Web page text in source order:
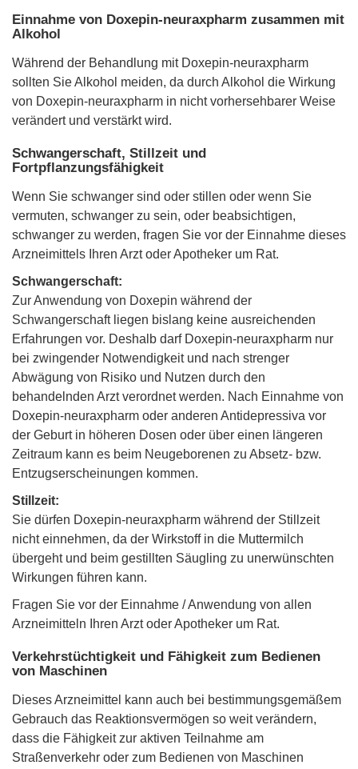
Einnahme von Doxepin-neuraxpharm zusammen mit
Alkohol
Während der Behandlung mit Doxepin-neuraxpharm
sollten Sie Alkohol meiden, da durch Alkohol die Wirkung
von Doxepin-neuraxpharm in nicht vorhersehbarer Weise
verändert und verstärkt wird.
Schwangerschaft, Stillzeit und
Fortpflanzungsfähigkeit
Wenn Sie schwanger sind oder stillen oder wenn Sie
vermuten, schwanger zu sein, oder beabsichtigen,
schwanger zu werden, fragen Sie vor der Einnahme dieses
Arzneimittels Ihren Arzt oder Apotheker um Rat.
Schwangerschaft:
Zur Anwendung von Doxepin während der
Schwangerschaft liegen bislang keine ausreichenden
Erfahrungen vor. Deshalb darf Doxepin-neuraxpharm nur
bei zwingender Notwendigkeit und nach strenger
Abwägung von Risiko und Nutzen durch den
behandelnden Arzt verordnet werden. Nach Einnahme von
Doxepin-neuraxpharm oder anderen Antidepressiva vor
der Geburt in höheren Dosen oder über einen längeren
Zeitraum kann es beim Neugeborenen zu Absetz- bzw.
Entzugserscheinungen kommen.
Stillzeit:
Sie dürfen Doxepin-neuraxpharm während der Stillzeit
nicht einnehmen, da der Wirkstoff in die Muttermilch
übergeht und beim gestillten Säugling zu unerwünschten
Wirkungen führen kann.
Fragen Sie vor der Einnahme / Anwendung von allen
Arzneimitteln Ihren Arzt oder Apotheker um Rat.
Verkehrstüchtigkeit und Fähigkeit zum Bedienen
von Maschinen
Dieses Arzneimittel kann auch bei bestimmungsgemäßem
Gebrauch das Reaktionsvermögen so weit verändern,
dass die Fähigkeit zur aktiven Teilnahme am
Straßenverkehr oder zum Bedienen von Maschinen